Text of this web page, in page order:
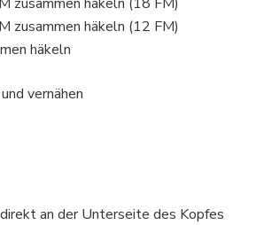
zusammen häkeln (12 FM)
häkeln
vernähen
an der Unterseite des Kopfes